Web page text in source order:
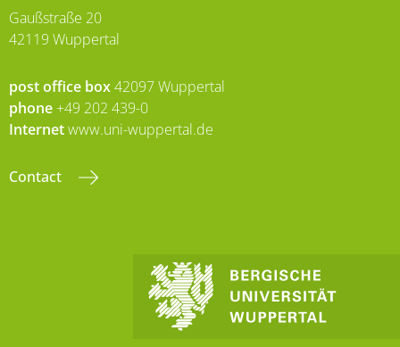
Gaußstraße 20
42119 Wuppertal
post office box42097 Wuppertal
phone +49 202 439-0
Internetwww.uni-wuppertal.de
Contact